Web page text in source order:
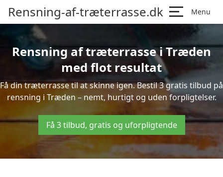
Rensning-af-træterrasse.dk Menu
Rensning af træterrasse i Træden
med flot resultat
Få din træterrasse til at skinne igen. Bestil 3 gratis tilbud på
rensning i Træden – nemt, hurtigt og uden forpligtelser.
Få 3 tilbud, gratis og uforpligtende